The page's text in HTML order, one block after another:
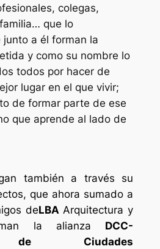
colegas,
que lo
junto a él forman la
y como su nombre lo
todos por hacer de
lugar en el que vivir;
de formar parte de ese
que aprende al lado de
también a través su
que ahora sumado a
deLBAArquitectura y
la alianza DCC-
de Ciudades